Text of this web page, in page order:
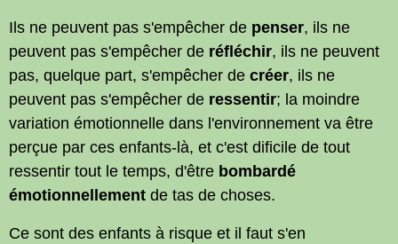
Ils ne peuvent pas s'empêcher de penser, ils ne
peuvent pas s'empêcher de réfléchir, ils ne peuvent
pas, quelque part, s'empêcher de créer, ils ne
peuvent pas s'empêcher de ressentir; la moindre
variation émotionnelle dans l'environnement va être
perçue par ces enfants-là, et c'est dificile de tout
ressentir tout le temps, d'être bombardé
émotionnellement de tas de choses.
Ce sont des enfants à risque et il faut s'en